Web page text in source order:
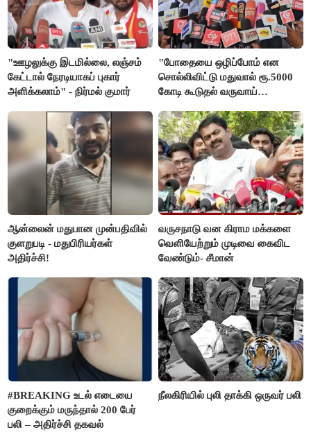
"ஊழலுக்கு இடமில்லை, லஞ்சம்
கேட்டால் நேரடியாகப் புகார்
அளிக்கலாம்" - நிர்மல் குமார்
"போதையை ஒழிப்போம் என
சொல்லிவிட்டு மதுவால் ரூ.5000
கோடி கூடுதல் வருவாய்
மார்க்கண்டேயன்
ஆன்லைன் மதுபான முன்பதிவில்
குளறுபடி - மதுபிரியர்கள்
அதிர்ச்சி!
வருசநாடு வன கிராம மக்களை
வெளியேற்றும் முடிவை கைவிட
வேண்டும்- சீமான்
#BREAKING உடல் எடையை
குறைக்கும் மருந்தால் 200 பேர்
பலி – அதிர்ச்சி தகவல்
நீலகிரியில் புலி தாக்கி ஒருவர் பலி